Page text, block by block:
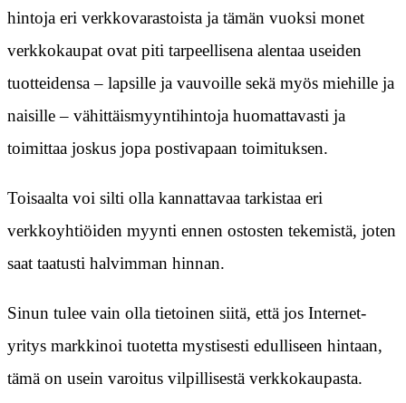
hintoja eri verkkovarastoista ja tämän vuoksi monet
verkkokaupat ovat piti tarpeellisena alentaa useiden
tuotteidensa – lapsille ja vauvoille sekä myös miehille ja
naisille – vähittäismyyntihintoja huomattavasti ja
toimittaa joskus jopa postivapaan toimituksen.
Toisaalta voi silti olla kannattavaa tarkistaa eri
verkkoyhtiöiden myynti ennen ostosten tekemistä, joten
saat taatusti halvimman hinnan.
Sinun tulee vain olla tietoinen siitä, että jos Internet-
yritys markkinoi tuotetta mystisesti edulliseen hintaan,
tämä on usein varoitus vilpillisestä verkkokaupasta.